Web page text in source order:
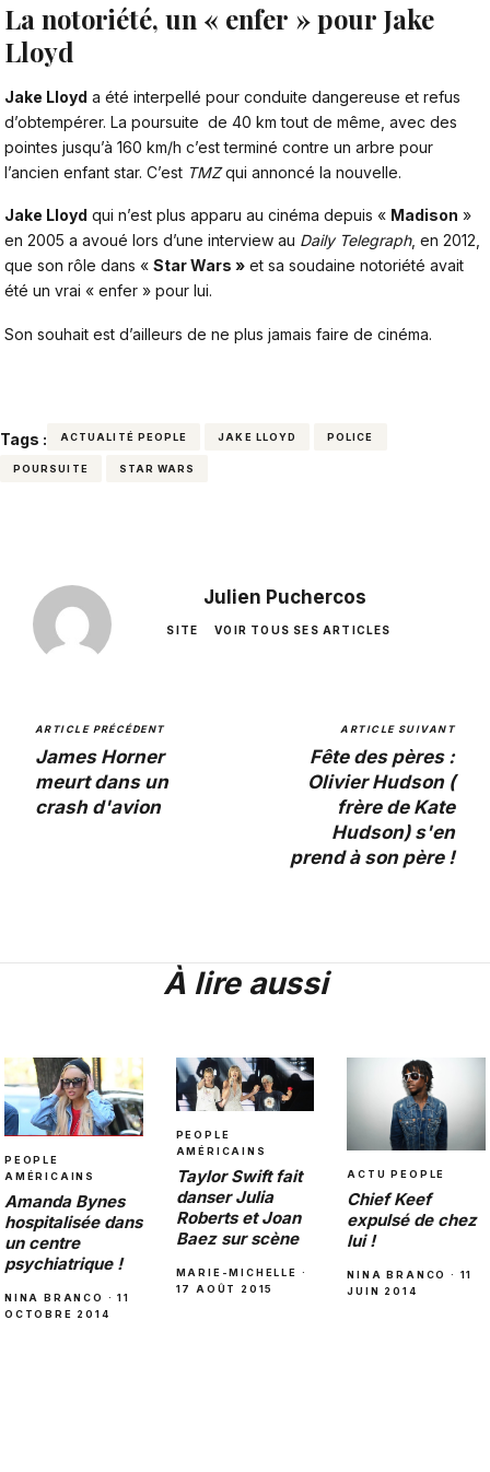
La notoriété, un « enfer » pour Jake
Lloyd
Jake Lloyd a été interpellé pour conduite dangereuse et refus
d’obtempérer. La poursuite de 40 km tout de même, avec des
pointes jusqu’à 160 km/h c’est terminé contre un arbre pour
l’ancien enfant star. C’est TMZqui annoncé la nouvelle.
Jake Lloyd qui n’est plus apparu au cinéma depuis « Madison »
en 2005 a avoué lors d’une interview au Daily Telegraph, en 2012,
que son rôle dans « Star Wars » et sa soudaine notoriété avait
été un vrai « enfer » pour lui.
Son souhait est d’ailleurs de ne plus jamais faire de cinéma.
Tags : ACTUALITÉ PEOPLE JAKE LLOYD POLICE
POURSUITE STAR WARS
Julien Puchercos
SITE VOIR TOUS SES ARTICLES
ARTICLE PRÉCÉDENT
James Horner
meurt dans un
crash d'avion
ARTICLE SUIVANT
Fête des pères :
Olivier Hudson (
frère de Kate
Hudson) s'en
prend à son père !
À lire aussi
PEOPLE
AMÉRICAINS
Amanda Bynes
hospitalisée dans
un centre
psychiatrique !
NINA BRANCO · 11
OCTOBRE 2014
PEOPLE
AMÉRICAINS
Taylor Swift fait
danser Julia
Roberts et Joan
Baez sur scène
MARIE-MICHELLE ·
17 AOÛT 2015
ACTU PEOPLE
Chief Keef
expulsé de chez
lui !
NINA BRANCO · 11
JUIN 2014